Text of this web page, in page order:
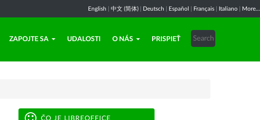
English 中文 (简体) Deutsch Español Français Italiano More...
ZAPOJTE SA UDALOSTI O NÁS PRISPIEŤ
ČO JE LIBREOFFICE